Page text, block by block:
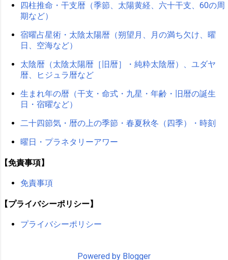
四柱推命・干支暦（季節、太陽黄経、六十干支、60の周
期など）
宿曜占星術・太陰太陽暦（朔望月、月の満ち欠け、曜
日、空海など）
太陰暦（太陰太陽暦［旧暦］・純粋太陰暦）、ユダヤ
暦、ヒジュラ暦など
生まれ年の暦（干支・命式・九星・年齢・旧暦の誕生
日・宿曜など）
二十四節気・暦の上の季節・春夏秋冬（四季）・時刻
曜日・プラネタリーアワー
【免責事項】
免責事項
【プライバシーポリシー】
プライバシーポリシー
Powered by Blogger